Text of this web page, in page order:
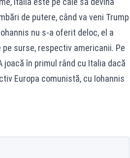
de putere, când va veni Trump
nu s-a oferit deloc, el a
surse, respectiv americanii. Pe
joacă în primul rând cu Italia dacă
Europa comunistă, cu Iohannis